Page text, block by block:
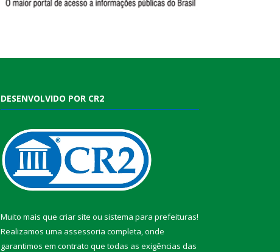
DESENVOLVIDO POR CR2
Muito mais que criar site ou sistema para prefeituras!
Realizamos uma assessoria completa, onde
garantimos em contrato que todas as exigências das